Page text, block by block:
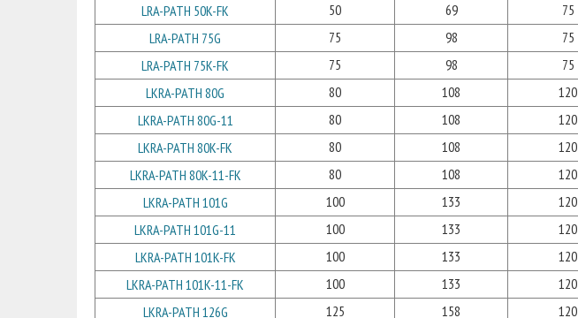
LRA-PATH 50K-FK
50 69 75
LRA-PATH 75G
75 98 75
LRA-PATH 75K-FK
75 98 75
LKRA-PATH 80G
80 108 120
LKRA-PATH 80G-11
80 108 120
LKRA-PATH 80K-FK
80 108 120
LKRA-PATH 80K-11-FK
80 108 120
LKRA-PATH 101G
100 133 120
LKRA-PATH 101G-11
100 133 120
LKRA-PATH 101K-FK
100 133 120
LKRA-PATH 101K-11-FK
100 133 120
LKRA-PATH 126G
125 158 120